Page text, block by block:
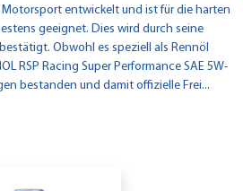
Motorsport entwickelt und ist für die harten
geeignet. Dies wird durch seine
Obwohl es speziell als Rennöl
RSP Racing Super Performance SAE 5W-
bestanden und damit offizielle Frei...